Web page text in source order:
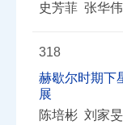
史芳菲 张华
318
赫歇尔时期下
展
陈培彬 刘家